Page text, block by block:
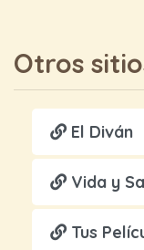
Otros
El Diván
Vida y
Tus